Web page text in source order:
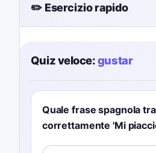
✏️ Esercizio rapido
Quiz veloce:gustar
Quale frase spagnola
correttamente 'Mi